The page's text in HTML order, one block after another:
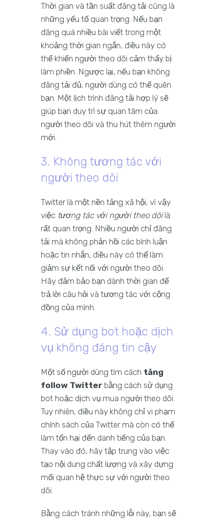
Thời gian và tần suất đăng tải cũng là
những yếu tố quan trọng. Nếu bạn
đăng quá nhiều bài viết trong một
khoảng thời gian ngắn, điều này có
thể khiến người theo dõi cảm thấy bị
làm phiền. Ngược lại, nếu bạn không
đăng tải đủ, người dùng có thể quên
bạn. Một lịch trình đăng tải hợp lý sẽ
giúp bạn duy trì sự quan tâm của
người theo dõi và thu hút thêm người
mới.
3. Không tương tác với
người theo dõi
Twitter là một nền tảng xã hội, vì vậy
việc tương tác với người theo dõilà
rất quan trọng. Nhiều người chỉ đăng
tải mà không phản hồi các bình luận
hoặc tin nhắn, điều này có thể làm
giảm sự kết nối với người theo dõi.
Hãy đảm bảo bạn dành thời gian để
trả lời câu hỏi và tương tác với cộng
đồng của mình.
4. Sử dụng bot hoặc dịch
vụ không đáng tin cậy
Một số người dùng tìm cách tăng
follow Twitter bằng cách sử dụng
bot hoặc dịch vụ mua người theo dõi.
Tuy nhiên, điều này không chỉ vi phạm
chính sách của Twitter mà còn có thể
làm tổn hại đến danh tiếng của bạn.
Thay vào đó, hãy tập trung vào việc
tạo nội dung chất lượng và xây dựng
mối quan hệ thực sự với người theo
dõi.
Bằng cách tránh những lỗi này, bạn sẽ